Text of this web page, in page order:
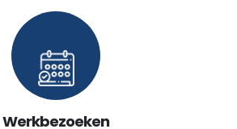
Werkbezoeken